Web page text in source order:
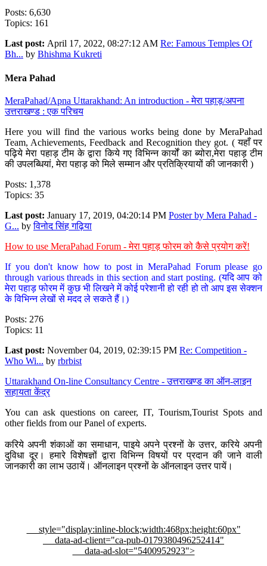
Posts: 6,630
Topics: 161
Last post: April 17, 2022, 08:27:12 AM Re: Famous Temples Of
Bh... by Bhishma Kukreti
Mera Pahad
MeraPahad/Apna Uttarakhand: An introduction - मेरा पहाड़/अपना
उत्तराखण्ड : एक परिचय
Here you will find the various works being done by MeraPahad
Team, Achievements, Feedback and Recognition they got. ( यहाँ पर
पढ़िये मेरा पहाड़ टीम के द्वारा किये गए विभिन्न कार्यों का ब्योरा,मेरा पहाड़ टीम
की उपलब्धियां, मेरा पहाड़ को मिले सम्मान और प्रतिक्रियायों की जानकारी )
Posts: 1,378
Topics: 35
Last post: January 17, 2019, 04:20:14 PM Poster by Mera Pahad -
G... byविनोद सिंह गढ़िया
How to use MeraPahad Forum - मेरा पहाड़ फोरम को कैसे प्रयोग करें!
If you don't know how to post in MeraPahad Forum please go
through various threads in this section and start posting. (यदि आप को
मेरा पहाड़ फोरम में कुछ भी लिखने में कोई परेशानी हो रही हो तो आप इस सेक्शन
के विभिन्न लेखों से मदद ले सकते हैं।)
Posts: 276
Topics: 11
Last post: November 04, 2019, 02:39:15 PM Re: Competition -
Who Wi... by rbrbist
Uttarakhand On-line Consultancy Centre - उत्तराखण्ड का ऑन-लाइन
सहायता केंद्र
You can ask questions on career, IT, Tourism,Tourist Spots and
other fields from our Panel of experts.
करिये अपनी शंकाओं का समाधान, पाइये अपने प्रश्नों के उत्तर, करिये अपनी
दुविधा दूर। हमारे विशेषज्ञों द्वारा विभिन्न विषयों पर प्रदान की जाने वाली
जानकारी का लाभ उठायें। ऑनलाइन प्रश्नों के ऑनलाइन उत्तर पायें।
style="display:inline-block;width:468px;height:60px"
data-ad-client="ca-pub-0179380496252414"
data-ad-slot="5400952923">